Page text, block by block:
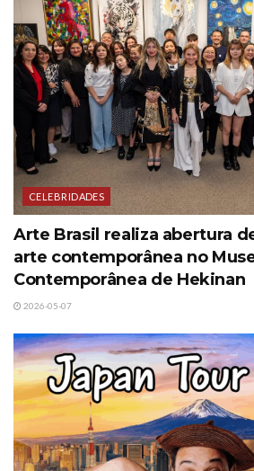
CELEBRIDADES
Arte Brasil realiza abertura
arte contemporânea no
Contemporânea de Hekinan
2026-05-07